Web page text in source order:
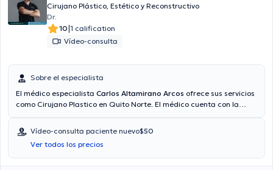
Cirujano Plástico, Estético y Reconstructivo
Dr.
10|1 calification
Vídeo-consulta
Sobre el especialista
El médico especialista Carlos Altamirano Arcos ofrece sus servicios
como Cirujano Plastico en Quito Norte. El médico cuenta con la
medicina prepagada, Confiamed SA, Humana son aceptadas. El
precio de la consulta con el doctor Carlos Altamirano Arcos es de a
partir de $60.
Vídeo-consulta paciente nuevo$50
Ver todos los precios